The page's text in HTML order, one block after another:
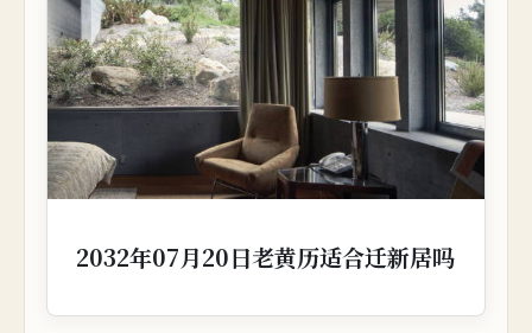
2032年07月20日老黄历适合迁新居吗